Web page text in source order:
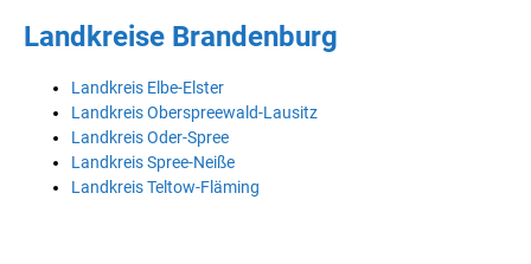
Landkreise Brandenburg
Landkreis Elbe-Elster
Landkreis Oberspreewald-Lausitz
Landkreis Oder-Spree
Landkreis Spree-Neiße
Landkreis Teltow-Fläming